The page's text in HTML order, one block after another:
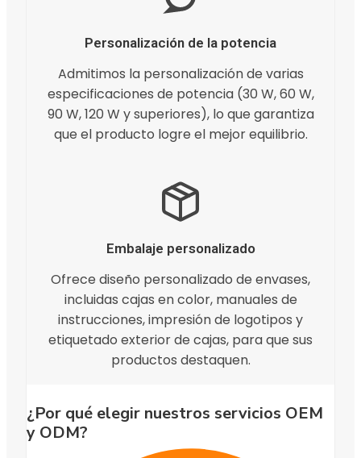
Personalización de la potencia
Admitimos la personalización de varias
especificaciones de potencia (30 W, 60 W,
90 W, 120 W y superiores), lo que garantiza
que el producto logre el mejor equilibrio.
Embalaje personalizado
Ofrece diseño personalizado de envases,
incluidas cajas en color, manuales de
instrucciones, impresión de logotipos y
etiquetado exterior de cajas, para que sus
productos destaquen.
¿Por qué elegir nuestros servicios OEM
y ODM?